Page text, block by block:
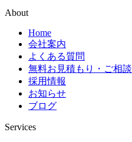
About
Home
会社案内
よくある質問
無料お見積もり・ご相談
採用情報
お知らせ
ブログ
Services